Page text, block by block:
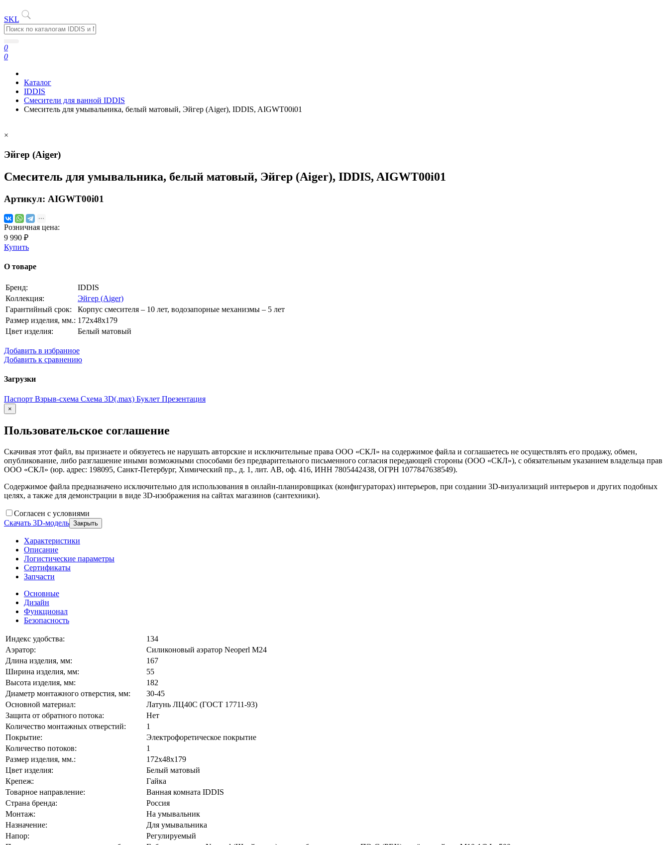
SKL
0
0
Каталог
IDDIS
Смесители для ванной IDDIS
Cмеситель для умывальника, белый матовый, Эйгер (Aiger), IDDIS, AIGWT00i01
×
Эйгер (Aiger)
Cмеситель для умывальника, белый матовый, Эйгер (Aiger), IDDIS, AIGWT00i01
Артикул: AIGWT00i01
Розничная цена:
9 990 ₽
Купить
О товаре
Бренд:
IDDIS
Коллекция:
Эйгер (Aiger)
Гарантийный срок:
Корпус смесителя – 10 лет, водозапорные механизмы – 5 лет
Размер изделия, мм.: 172x48x179
Цвет изделия:
Белый матовый
Добавить в избранное
Добавить к сравнению
Загрузки
Паспорт Взрыв-схема Схема 3D(.max) Буклет Презентация
×
Пользовательское соглашение
Скачивая этот файл, вы признаете и обязуетесь не нарушать авторские и исключительные права ООО «СКЛ» на содержимое файла и соглашаетесь не осуществлять его продажу, обмен,
опубликование, либо разглашение иными возможными способами без предварительного письменного согласия передающей стороны (ООО «СКЛ»), с обязательным указанием владельца прав
ООО «СКЛ» (юр. адрес: 198095, Санкт-Петербург, Химический пр., д. 1, лит. АВ, оф. 416, ИНН 7805442438, ОГРН 1077847638549).
Содержимое файла предназначено исключительно для использования в онлайн-планировщиках (конфигураторах) интерьеров, при создании 3D-визуализаций интерьеров и других подобных
целях, а также для демонстрации в виде 3D-изображения на сайтах магазинов (сантехники).
Согласен с условиями
Скачать 3D-модель Закрыть
Характеристики
Описание
Логистические параметры
Сертификаты
Запчасти
Основные
Дизайн
Функционал
Безопасность
Индекс удобства:
134
Аэратор:
Силиконовый аэратор Neoperl M24
Длина изделия, мм:
167
Ширина изделия, мм:
55
Высота изделия, мм:
182
Диаметр монтажного отверстия, мм:
30-45
Основной материал:
Латунь ЛЦ40C (ГОСТ 17711-93)
Защита от обратного потока:
Нет
Количество монтажных отверстий:
1
Покрытие:
Электрофоретическое покрытие
Количество потоков:
1
Размер изделия, мм.:
172x48x179
Цвет изделия:
Белый матовый
Крепеж:
Гайка
Товарное направление:
Ванная комната IDDIS
Страна бренда:
Россия
Монтаж:
На умывальник
Назначение:
Для умывальника
Напор:
Регулируемый